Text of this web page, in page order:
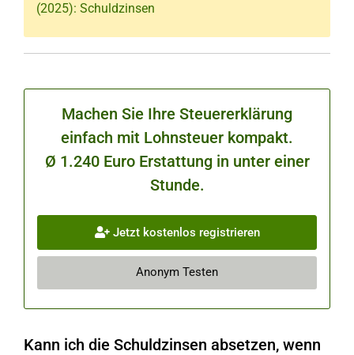
(2025): Schuldzinsen
Machen Sie Ihre Steuererklärung
einfach mit Lohnsteuer kompakt.
Ø 1.240 Euro Erstattung in unter einer
Stunde.
Jetzt kostenlos registrieren
Anonym Testen
Kann ich die Schuldzinsen absetzen, wenn